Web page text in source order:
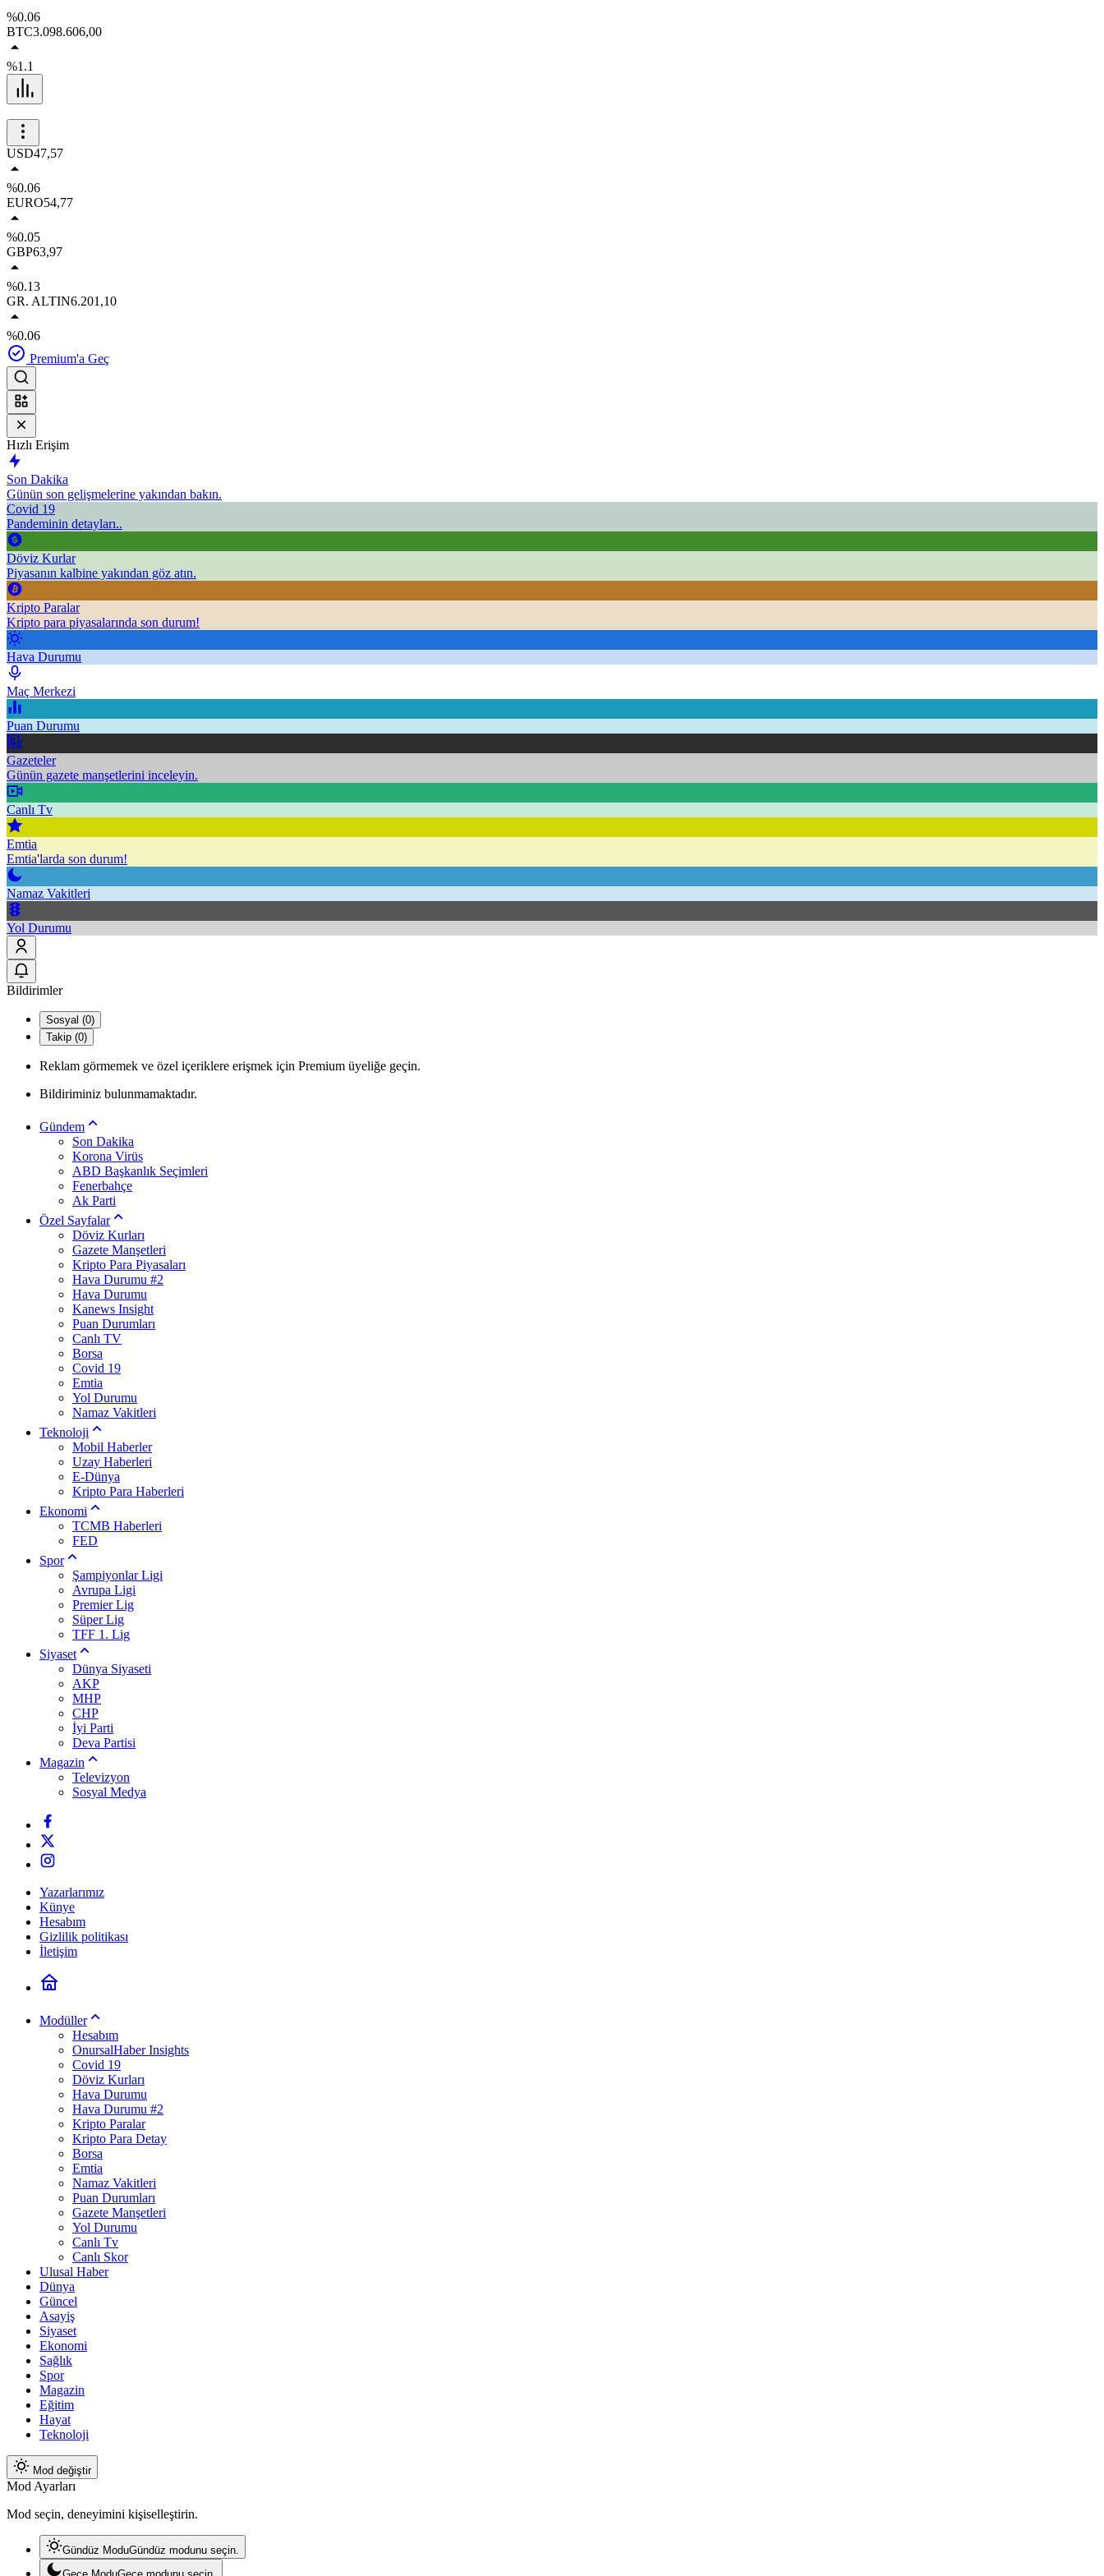
%0.06
BTC3.098.606,00
%1.1
USD47,57
%0.06
EURO54,77
%0.05
GBP63,97
%0.13
GR. ALTIN6.201,10
%0.06
Premium'a Geç
Hızlı Erişim
Son Dakika
Günün son gelişmelerine yakından bakın.
Covid 19
Pandeminin detayları..
Döviz Kurlar
Piyasanın kalbine yakından göz atın.
Kripto Paralar
Kripto para piyasalarında son durum!
Hava Durumu
Maç Merkezi
Puan Durumu
Gazeteler
Günün gazete manşetlerini inceleyin.
Canlı Tv
Emtia
Emtia'larda son durum!
Namaz Vakitleri
Yol Durumu
Bildirimler
Sosyal (0)
Takip (0)
Reklam görmemek ve özel içeriklere erişmek için Premium üyeliğe geçin.
Bildiriminiz bulunmamaktadır.
Gündem
Son Dakika
Korona Virüs
ABD Başkanlık Seçimleri
Fenerbahçe
Ak Parti
Özel Sayfalar
Döviz Kurları
Gazete Manşetleri
Kripto Para Piyasaları
Hava Durumu #2
Hava Durumu
Kanews Insight
Puan Durumları
Canlı TV
Borsa
Covid 19
Emtia
Yol Durumu
Namaz Vakitleri
Teknoloji
Mobil Haberler
Uzay Haberleri
E-Dünya
Kripto Para Haberleri
Ekonomi
TCMB Haberleri
FED
Spor
Şampiyonlar Ligi
Avrupa Ligi
Premier Lig
Süper Lig
TFF 1. Lig
Siyaset
Dünya Siyaseti
AKP
MHP
CHP
İyi Parti
Deva Partisi
Magazin
Televizyon
Sosyal Medya
Yazarlarımız
Künye
Hesabım
Gizlilik politikası
İletişim
Modüller
Hesabım
OnursalHaber Insights
Covid 19
Döviz Kurları
Hava Durumu
Hava Durumu #2
Kripto Paralar
Kripto Para Detay
Borsa
Emtia
Namaz Vakitleri
Puan Durumları
Gazete Manşetleri
Yol Durumu
Canlı Tv
Canlı Skor
Ulusal Haber
Dünya
Güncel
Asayiş
Siyaset
Ekonomi
Sağlık
Spor
Magazin
Eğitim
Hayat
Teknoloji
Mod değiştir
Mod Ayarları
Mod seçin, deneyimini kişiselleştirin.
Gündüz ModuGündüz modunu seçin.